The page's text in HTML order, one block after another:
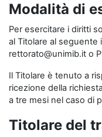
Modalità di
Per esercitare i diritti
al Titolare al
rettorato@unimib.it o
Il Titolare è tenuto a
ricezione della
a tre mesi nel caso di
Titolare del